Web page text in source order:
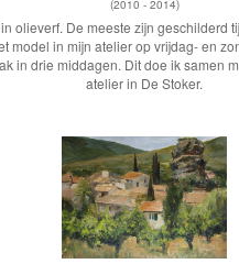
(2010 - 2014)
olieverf. De meeste zijn geschilderd
model in mijn atelier op vrijdag- en
in drie middagen. Dit doe ik samen
atelier in De Stoker.